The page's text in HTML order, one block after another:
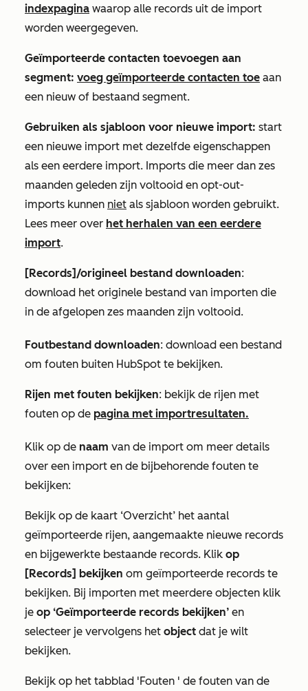
indexpagina waarop alle records uit de import
worden weergegeven.
Geïmporteerde contacten toevoegen aan
segment: voeg geïmporteerde contacten toe aan
een nieuw of bestaand segment.
Gebruiken als sjabloon voor nieuwe import: start
een nieuwe import met dezelfde eigenschappen
als een eerdere import. Imports die meer dan zes
maanden geleden zijn voltooid en opt-out-
imports kunnen niet als sjabloon worden gebruikt.
Lees meer over het herhalen van een eerdere
import.
[Records]/origineel bestand downloaden:
download het originele bestand van importen die
in de afgelopen zes maanden zijn voltooid.
Foutbestand downloaden: download een bestand
om fouten buiten HubSpot te bekijken.
Rijen met fouten bekijken: bekijk de rijen met
fouten op de pagina met importresultaten.
Klik op de naam van de import om meer details
over een import en de bijbehorende fouten te
bekijken:
Bekijk op de kaart ‘Overzicht’ het aantal
geïmporteerde rijen, aangemaakte nieuwe records
en bijgewerkte bestaande records. Klik op
[Records] bekijken om geïmporteerde records te
bekijken. Bij importen met meerdere objecten klik
je op ‘Geïmporteerde records bekijken’ en
selecteer je vervolgens het object dat je wilt
bekijken.
Bekijk op het tabblad 'Fouten ' de fouten van de